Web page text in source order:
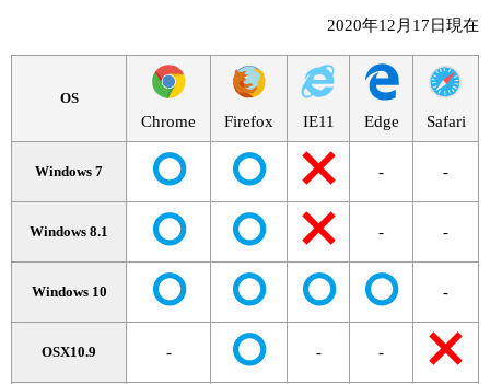
2020年12月17日現在
OS
Chrome Firefox IE11 Edge Safari
Windows 7 - -
Windows 8.1 - -
Windows 10 -
OSX10.9 - - -